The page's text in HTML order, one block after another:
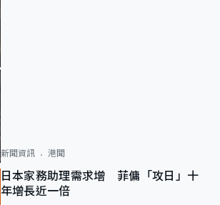
新聞資訊 港聞
日本家務助理需求增 菲傭「攻日」十
年增長近一倍